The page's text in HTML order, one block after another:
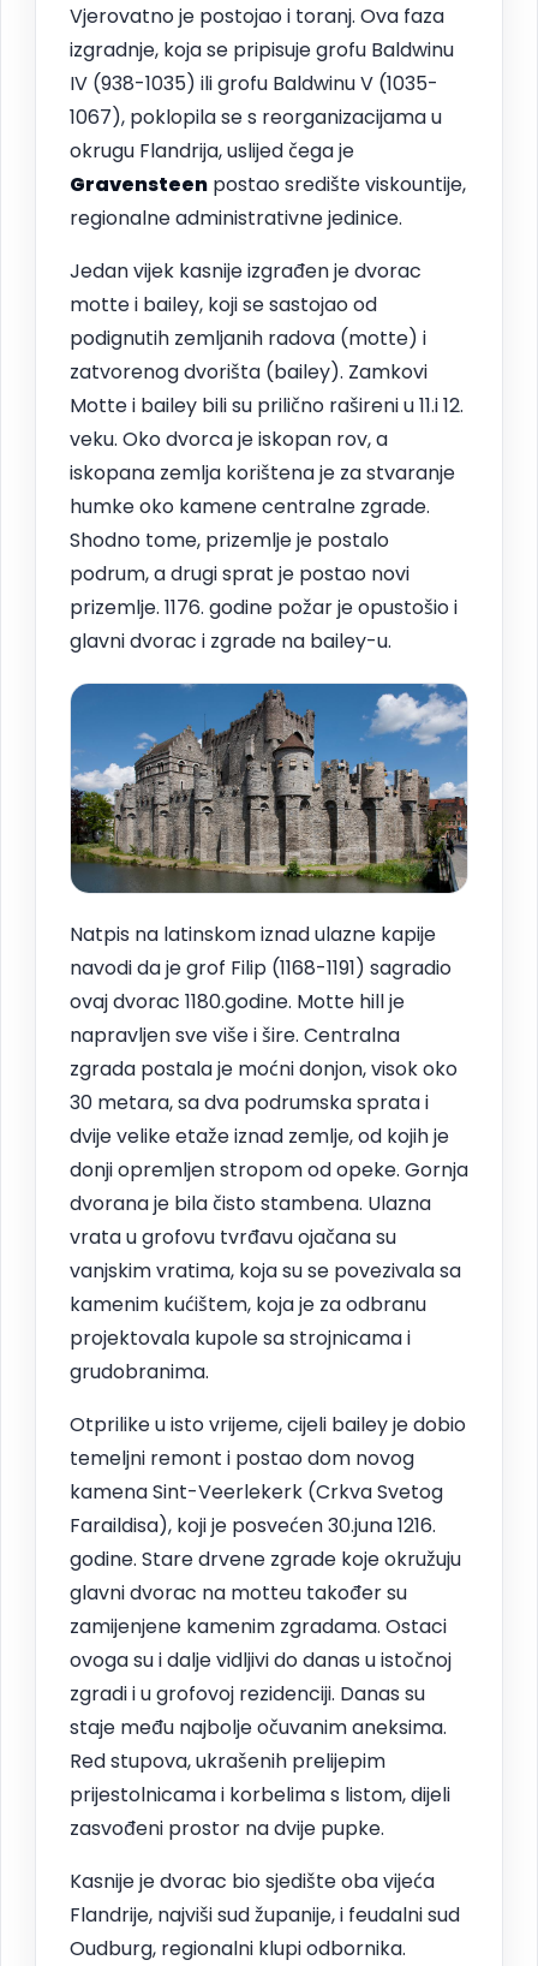
Vjerovatno je postojao i toranj. Ova faza
izgradnje, koja se pripisuje grofu Baldwinu
IV (938-1035) ili grofu Baldwinu V (1035-
1067), poklopila se s reorganizacijama u
okrugu Flandrija, uslijed čega je
Gravensteen postao središte viskountije,
regionalne administrativne jedinice.
Jedan vijek kasnije izgrađen je dvorac
motte i bailey, koji se sastojao od
podignutih zemljanih radova (motte) i
zatvorenog dvorišta (bailey). Zamkovi
Motte i bailey bili su prilično rašireni u 11.i 12.
veku. Oko dvorca je iskopan rov, a
iskopana zemlja korištena je za stvaranje
humke oko kamene centralne zgrade.
Shodno tome, prizemlje je postalo
podrum, a drugi sprat je postao novi
prizemlje. 1176. godine požar je opustošio i
glavni dvorac i zgrade na bailey-u.
Natpis na latinskom iznad ulazne kapije
navodi da je grof Filip (1168-1191) sagradio
ovaj dvorac 1180.godine. Motte hill je
napravljen sve više i šire. Centralna
zgrada postala je moćni donjon, visok oko
30 metara, sa dva podrumska sprata i
dvije velike etaže iznad zemlje, od kojih je
donji opremljen stropom od opeke. Gornja
dvorana je bila čisto stambena. Ulazna
vrata u grofovu tvrđavu ojačana su
vanjskim vratima, koja su se povezivala sa
kamenim kućištem, koja je za odbranu
projektovala kupole sa strojnicama i
grudobranima.
Otprilike u isto vrijeme, cijeli bailey je dobio
temeljni remont i postao dom novog
kamena Sint-Veerlekerk (Crkva Svetog
Faraildisa), koji je posvećen 30.juna 1216.
godine. Stare drvene zgrade koje okružuju
glavni dvorac na motteu također su
zamijenjene kamenim zgradama. Ostaci
ovoga su i dalje vidljivi do danas u istočnoj
zgradi i u grofovoj rezidenciji. Danas su
staje među najbolje očuvanim aneksima.
Red stupova, ukrašenih prelijepim
prijestolnicama i korbelima s listom, dijeli
zasvođeni prostor na dvije pupke.
Kasnije je dvorac bio sjedište oba vijeća
Flandrije, najviši sud županije, i feudalni sud
Oudburg, regionalni klupi odbornika.